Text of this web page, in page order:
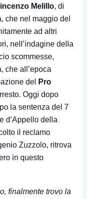
Melillo, di
che nel maggio del
ad altri
nell’indagine della
scommesse,
che all’epoca
del
Pro
Oggi dopo
la sentenza del 7
d’Appello della
il reclamo
Zuzzolo, ritrova
in questo
finalmente trovo la